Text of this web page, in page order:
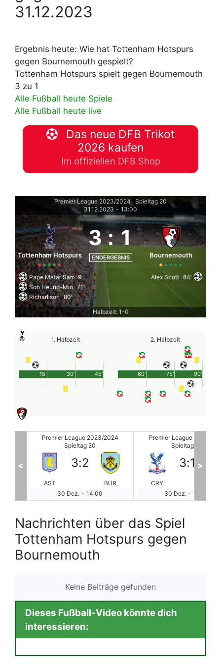
31.12.2023
Ergebnis heute: Wie hat Tottenham Hotspurs
gegen Bournemouth gespielt?
Tottenham Hotspurs spielt gegen Bournemouth
3 zu 1
Alle Fußball heute Spiele
Alle Fußball heute live
Das neue DFB Trikot
2026 kaufen
Im offiziellen DFB Shop
Premier League 2023/2024 Spieltag 20
31.12.2023 - 13:00
Tottenham Hotspurs
3 : 1
ENDERGEBNIS Bournemouth
Pape Matar Sarr 9'
Son Heung-Min 71'
Richarlison 80'
Alex Scott 84'
Halbzeit: 1-0
1. Halbzeit
45'
15' 30'
2. Halbzeit
90'
60' 75'
Premier League 2023/2024
Spieltag 20
CRY
3:1
BRE
30 Dez. - 14:00
Premier League 2023/
Spieltag 20
ManCity
2:0
30 Dez. - 14:00
< >
Nachrichten über das Spiel
Tottenham Hotspurs gegen
Bournemouth
Keine Beiträge gefunden
Dieses Fußball-Video könnte dich
interessieren: